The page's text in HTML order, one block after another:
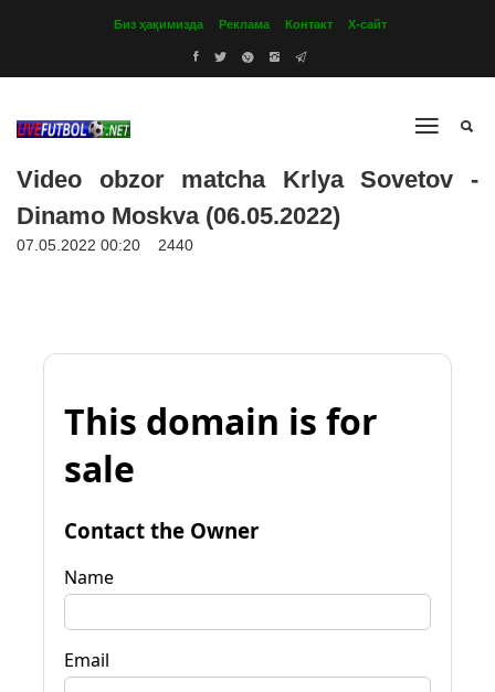
Биз ҳақимизда Реклама Контакт Х-сайт
Video obzor matcha Krlya Sovetov -
Dinamo Moskva (06.05.2022)
07.05.2022 00:20 2440